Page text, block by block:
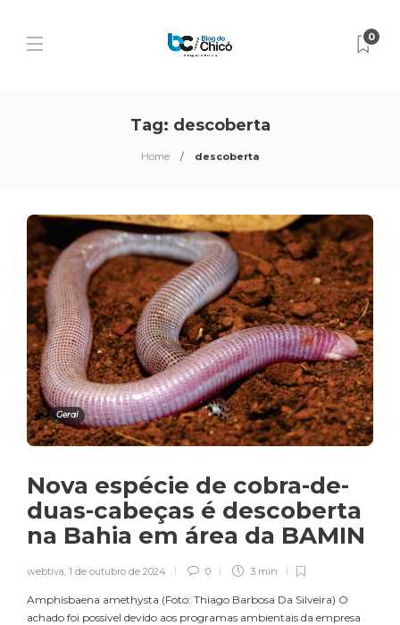
0
Tag: descoberta
Home descoberta
Geral
Nova espécie de cobra-de-
duas-cabeças é descoberta
na Bahia em área da BAMIN
webtiva 1 de outubro de 2024 0 3 min
Amphisbaena amethysta (Foto: Thiago Barbosa Da Silveira) O
achado foi possível devido aos programas ambientais da empresa